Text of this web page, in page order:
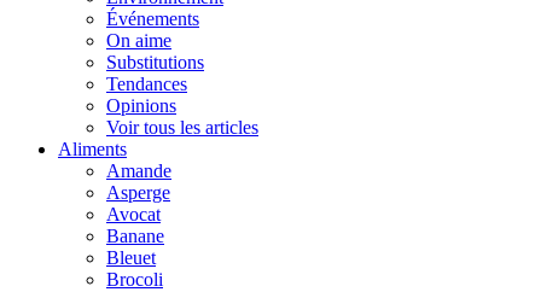
Événements
On aime
Substitutions
Tendances
Opinions
Voir tous les articles
Aliments
Amande
Asperge
Avocat
Banane
Bleuet
Brocoli